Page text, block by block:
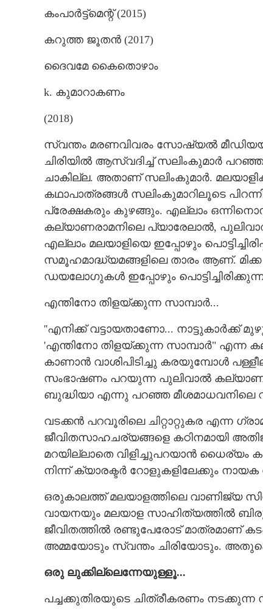
കംപാർട്ട്മെന്റ് (2015)
കറുത്ത ജൂതൻ (2017)
ദൈവമേ കൈതൊഴാം
k. കുമാറാകണം
(2018)
സ്വന്തം മരണവിവരം സോഷ്യൽ
ചിരിയിൽ ആസ്വദിച്ച് സലിംകുമാർ
ചാകില്ല. അതാണ് സലിംകുമാർ.
കഥാപാത്രങ്ങൾ സലിംകുമാറിലൂടെ
പ്രേക്ഷകരും കുഴങ്ങും. എല്ലാം
കല്യാണരാമനിലെ പ്യാരേലാൽ,
എല്ലാം മലയാളിയെ ഇപ്പോഴും
സമൂഹമാദ്ധ്യമങ്ങളിലെ താരം ആണ്.
ഡയലോഗുകൾ ഇപ്പോഴും
എന്തിനോ തിളയ്ക്കുന്ന സാമ്പാർ...
''എനിക്ക് വട്ടായതാണോ... നാട്ടുകാർക്ക്
'എന്തിനോ തിളയ്ക്കുന്ന സാമ്പാർ" എന്ന
കാണാൻ വാശിപിടിച്ചു കരയുമ്പോൾ
സംഭാഷണം പറയുന്ന പുലിവാൽ
ബുദ്ധിയാ എന്നു പറഞ്ഞ മീശമാധവനിലെ
വടക്കൻ പറവൂരിലെ ചിറ്റാറ്റുകര എന്ന
ജീവിതസാഹചര്യങ്ങളെ കഠിനമായി
മറയില്ലാതെ വിളിച്ചുപറയാൻ ധൈര്യം
നിന്ന് ക്യാരക്ടർ റോളുകളിലേക്കും
ഒരുകാലത്ത് മലയാളത്തിലെ വാണിജ്യ
വായനയും മലയാള സാഹിത്യത്തിൽ
ജീവിതത്തിൽ രണ്ടുപേരോട് മാത്രമാണ്
അമ്മയോടും സ്വന്തം ചിരിയോടും.
ഒരു ലുക്കില്ലെന്നേയുള്ളൂ...
പച്ചക്കുതിരയുടെ ചിത്രീകരണം
ചിരിയുടെ മുപ്പതാണ്ട് സമ്മാനിച്ച സലിം
കുമാർ മടങ്ങി,